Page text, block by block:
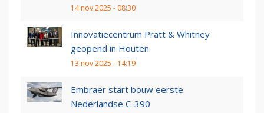
14 nov 2025 - 08:30
Innovatiecentrum Pratt & Whitney
geopend in Houten
13 nov 2025 - 14:19
Embraer start bouw eerste
Nederlandse C-390